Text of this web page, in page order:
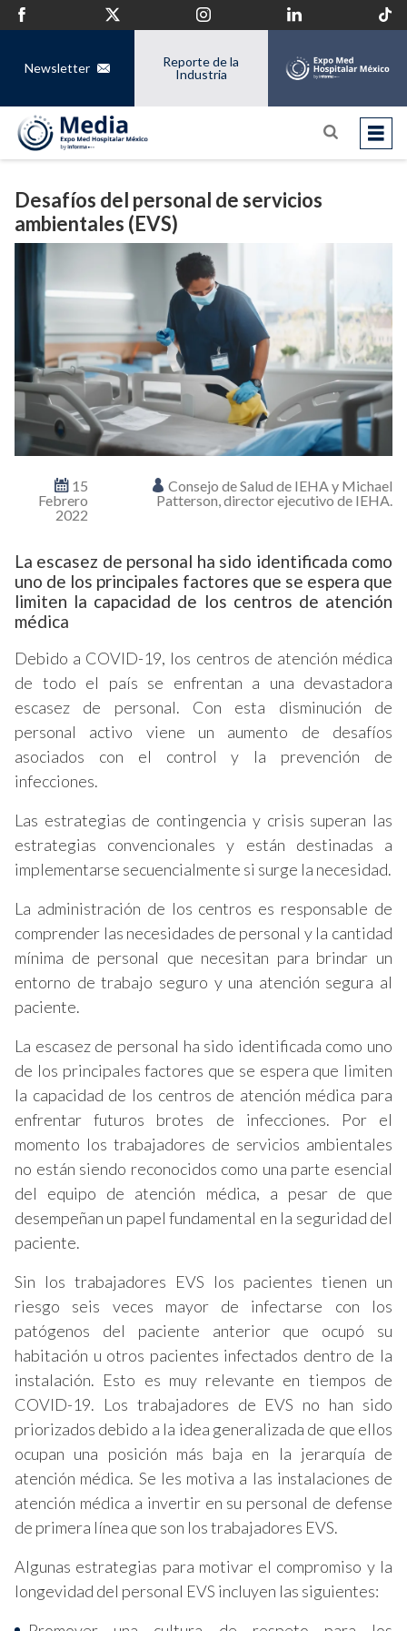
Newsletter
Reporte de la
Industria
Desafíos del personal de servicios
ambientales (EVS)
15
Febrero
2022
Consejo de Salud de IEHA y Michael
Patterson, director ejecutivo de IEHA.
La escasez de personal ha sido identificada como
uno de los principales factores que se espera que
limiten la capacidad de los centros de atención
médica
Debido a COVID-19, los centros de atención médica
de todo el país se enfrentan a una devastadora
escasez de personal. Con esta disminución de
personal activo viene un aumento de desafíos
asociados con el control y la prevención de
infecciones.
Las estrategias de contingencia y crisis superan las
estrategias convencionales y están destinadas a
implementarse secuencialmente si surge la necesidad.
La administración de los centros es responsable de
comprender las necesidades de personal y la cantidad
mínima de personal que necesitan para brindar un
entorno de trabajo seguro y una atención segura al
paciente.
La escasez de personal ha sido identificada como uno
de los principales factores que se espera que limiten
la capacidad de los centros de atención médica para
enfrentar futuros brotes de infecciones. Por el
momento los trabajadores de servicios ambientales
no están siendo reconocidos como una parte esencial
del equipo de atención médica, a pesar de que
desempeñan un papel fundamental en la seguridad del
paciente.
Sin los trabajadores EVS los pacientes tienen un
riesgo seis veces mayor de infectarse con los
patógenos del paciente anterior que ocupó su
habitación u otros pacientes infectados dentro de la
instalación. Esto es muy relevante en tiempos de
COVID-19. Los trabajadores de EVS no han sido
priorizados debido a la idea generalizada de que ellos
ocupan una posición más baja en la jerarquía de
atención médica. Se les motiva a las instalaciones de
atención médica a invertir en su personal de defense
de primera línea que son los trabajadores EVS.
Algunas estrategias para motivar el compromiso y la
longevidad del personal EVS incluyen las siguientes: